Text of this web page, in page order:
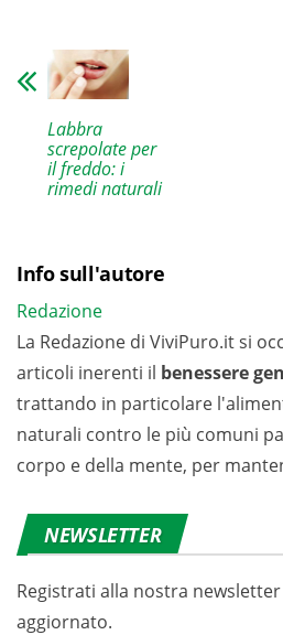
Labbra
screpolate per
il freddo: i
rimedi naturali
Info sull'autore
Redazione
La Redazione di ViviPuro.it si
articoli inerenti il benessere
trattando in particolare
naturali contro le più comuni
corpo e della mente, per
NEWSLETTER
Registrati alla nostra
aggiornato.